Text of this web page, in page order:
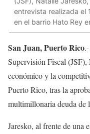
entrevista realizada el
en el barrio Hato Rey
San Juan, Puerto Rico
Supervisión Fiscal
económico y la
Puerto Rico, tras la
multimillonaria deuda de
Jaresko, al frente de una